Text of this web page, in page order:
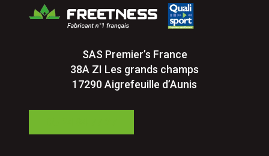
SAS Premier’s France
38A ZI Les grands champs
17290 Aigrefeuille d’Aunis